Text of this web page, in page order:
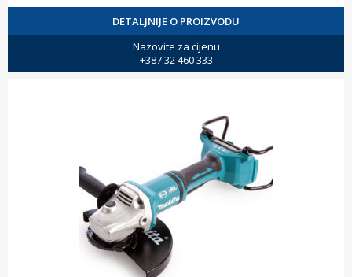
DETALJNIJE O PROIZVODU
Nazovite za cijenu
+387 32 460 333